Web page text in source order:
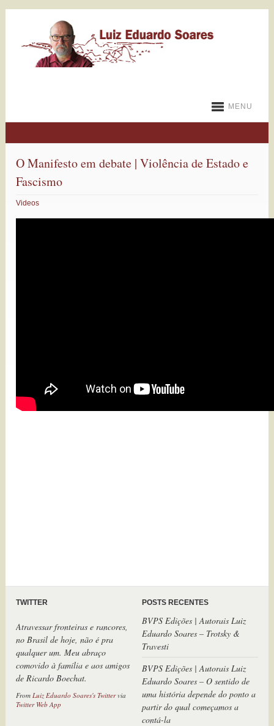
MENU
O Manifesto em debate | Violência de Estado e
Fascismo
Videos
TWITTER
Atravessar fronteiras e rancores,
no Brasil de hoje, não é pra
qualquer um. Meu abraço
comovido à família e aos amigos
de Ricardo Boechat.
From Luiz Eduardo Soares's Twittervia
Twitter Web App
POSTS RECENTES
BVPS Edições | Autorais Luiz
Eduardo Soares – Trotsky &
Travesti
BVPS Edições | Autorais Luiz
Eduardo Soares – O sentido de
uma história depende do ponto a
partir do qual começamos a
contá-la